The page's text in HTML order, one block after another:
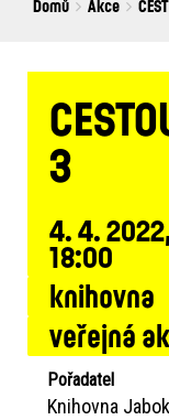
You
Domů Akce
3
4. 4.
18:00
knihovna
veřejná
Pořadatel
Knihovna Jabok